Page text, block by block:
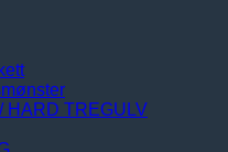
HARD TREGULV